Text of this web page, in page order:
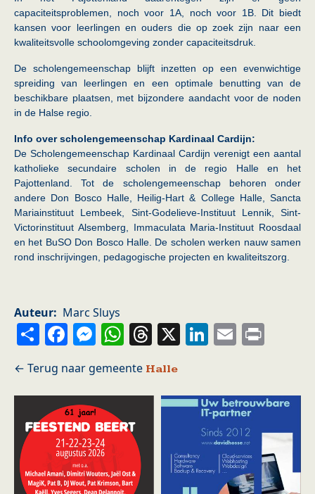
capaciteitsproblemen, noch voor 1A, noch voor 1B. Dit biedt
kansen voor leerlingen en ouders die op zoek zijn naar een
kwaliteitsvolle schoolomgeving zonder capaciteitsdruk.
De scholengemeenschap blijft inzetten op een evenwichtige
spreiding van leerlingen en een optimale benutting van de
beschikbare plaatsen, met bijzondere aandacht voor de noden
in de Halse regio.
Info over scholengemeenschap Kardinaal Cardijn:
De Scholengemeenschap Kardinaal Cardijn verenigt een aantal
katholieke secundaire scholen in de regio Halle en het
Pajottenland. Tot de scholengemeenschap behoren onder
andere Don Bosco Halle, Heilig-Hart & College Halle, Sancta
Mariainstituut Lembeek, Sint-Godelieve-Instituut Lennik, Sint-
Victorinstituut Alsemberg, Immaculata Maria-Instituut Roosdaal
en het BuSO Don Bosco Halle. De scholen werken nauw samen
rond inschrijvingen, pedagogische projecten en kwaliteitszorg.
Auteur Marc Sluys
ShareFacebook
Messenger
WhatsApp
Threads
X LinkedIn
Email
Halle